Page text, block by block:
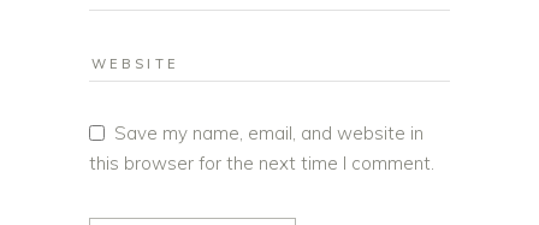
Save my name, email, and website in
this browser for the next time I comment.